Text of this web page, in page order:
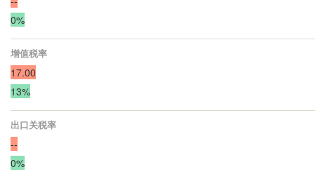
0%
增值税率
17.00
13%
出口关税率
--
0%